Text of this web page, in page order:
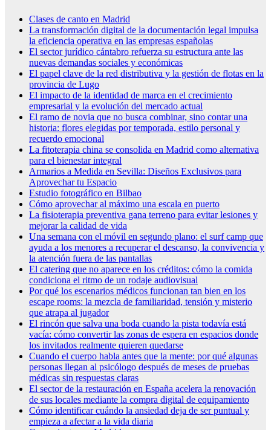
Clases de canto en Madrid
La transformación digital de la documentación legal impulsa
la eficiencia operativa en las empresas españolas
El sector jurídico cántabro refuerza su estructura ante las
nuevas demandas sociales y económicas
El papel clave de la red distributiva y la gestión de flotas en la
provincia de Lugo
El impacto de la identidad de marca en el crecimiento
empresarial y la evolución del mercado actual
El ramo de novia que no busca combinar, sino contar una
historia: flores elegidas por temporada, estilo personal y
recuerdo emocional
La fitoterapia china se consolida en Madrid como alternativa
para el bienestar integral
Armarios a Medida en Sevilla: Diseños Exclusivos para
Aprovechar tu Espacio
Estudio fotográfico en Bilbao
Cómo aprovechar al máximo una escala en puerto
La fisioterapia preventiva gana terreno para evitar lesiones y
mejorar la calidad de vida
Una semana con el móvil en segundo plano: el surf camp que
ayuda a los menores a recuperar el descanso, la convivencia y
la atención fuera de las pantallas
El catering que no aparece en los créditos: cómo la comida
condiciona el ritmo de un rodaje audiovisual
Por qué los escenarios médicos funcionan tan bien en los
escape rooms: la mezcla de familiaridad, tensión y misterio
que atrapa al jugador
El rincón que salva una boda cuando la pista todavía está
vacía: cómo convertir las zonas de espera en espacios donde
los invitados realmente quieren quedarse
Cuando el cuerpo habla antes que la mente: por qué algunas
personas llegan al psicólogo después de meses de pruebas
médicas sin respuestas claras
El sector de la restauración en España acelera la renovación
de sus locales mediante la compra digital de equipamiento
Cómo identificar cuándo la ansiedad deja de ser puntual y
empieza a afectar a la vida diaria